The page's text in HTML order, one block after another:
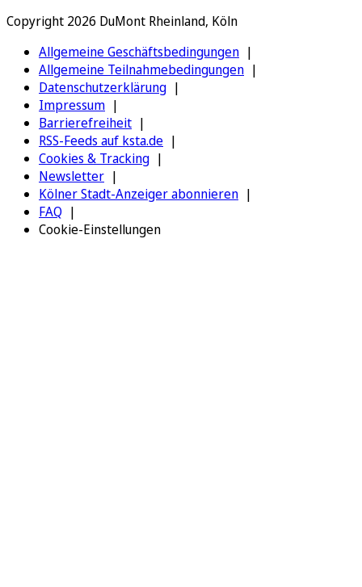
Copyright 2026 DuMont Rheinland, Köln
Allgemeine Geschäftsbedingungen
Allgemeine Teilnahmebedingungen
Datenschutzerklärung
Impressum
Barrierefreiheit
RSS-Feeds auf ksta.de
Cookies & Tracking
Newsletter
Kölner Stadt-Anzeiger abonnieren
FAQ
Cookie-Einstellungen